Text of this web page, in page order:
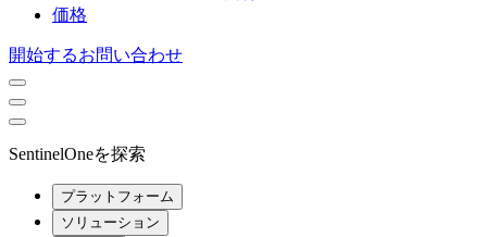
価格
開始するお問い合わせ
SentinelOneを探索
プラットフォーム
ソリューション